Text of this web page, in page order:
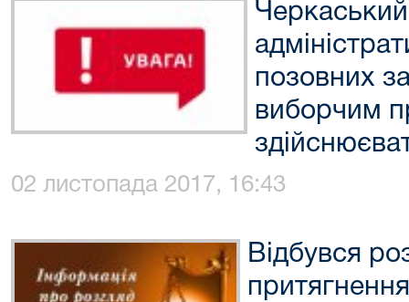
позовних
виборчим
02 листопада 2017, 16:43
Відбувся